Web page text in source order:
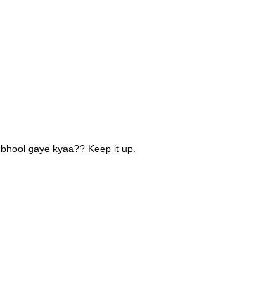
gaye kyaa?? Keep it up.